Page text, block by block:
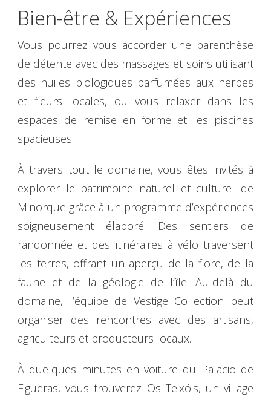
Bien-être & Expériences
Vous pourrez vous accorder une parenthèse
de détente avec des massages et soins utilisant
des huiles biologiques parfumées aux herbes
et fleurs locales, ou vous relaxer dans les
espaces de remise en forme et les piscines
spacieuses.
À travers tout le domaine, vous êtes invités à
explorer le patrimoine naturel et culturel de
Minorque grâce à un programme d’expériences
soigneusement élaboré. Des sentiers de
randonnée et des itinéraires à vélo traversent
les terres, offrant un aperçu de la flore, de la
faune et de la géologie de l’île. Au-delà du
domaine, l’équipe de Vestige Collection peut
organiser des rencontres avec des artisans,
agriculteurs et producteurs locaux.
À quelques minutes en voiture du Palacio de
Figueras, vous trouverez Os Teixóis, un village